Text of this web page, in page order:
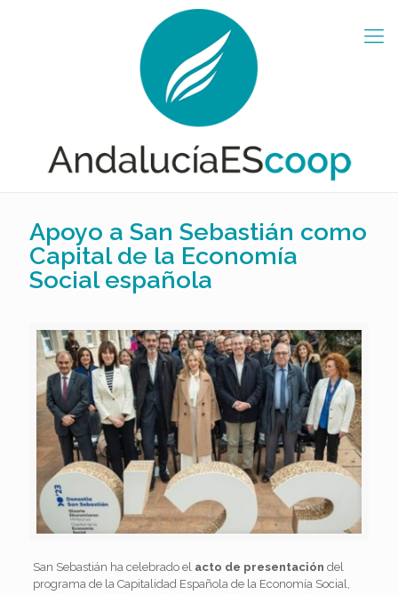
Apoyo a San Sebastián como
Capital de la Economía
Social española
San Sebastián ha celebrado el acto de presentación del
programa de la Capitalidad Española de la Economía Social,